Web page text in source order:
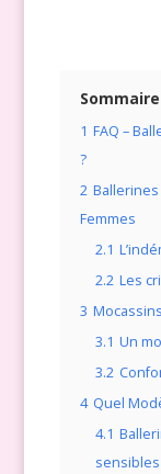
Sommaire
1 FAQ –
?
2
Femmes
2.1
2.2 Les
3
3.1 Un
3.2
4 Quel
4.1
sensibles